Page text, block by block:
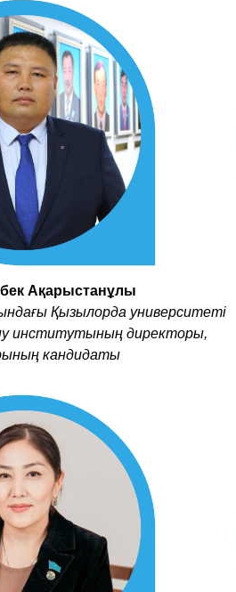
Ақарыстанұлы
Қызылорда университеті
институтының директоры,
кандидаты